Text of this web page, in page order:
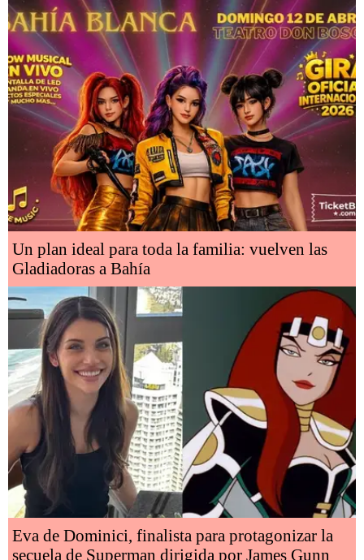
Un plan ideal para toda la familia: vuelven las
Gladiadoras a Bahía
Eva de Dominici, finalista para protagonizar la
secuela de Superman dirigida por James Gunn